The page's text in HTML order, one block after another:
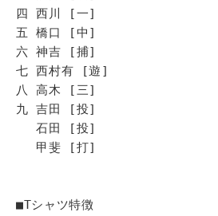
四 西川 [一]
五 橋口 [中]
六 神吉 [捕]
七 西村有 [遊]
八 高木 [三]
九 吉田 [投]
石田 [投]
甲斐 [打]
■Tシャツ特徴